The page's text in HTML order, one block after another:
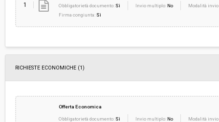
1 Obbligatorietà documento: Sì Invio multiplo: No
Modalità
Firma congiunta: Sì
RICHIESTE ECONOMICHE (1)
Offerta Economica
Obbligatorietà documento: Sì Invio multiplo: No
Modalità